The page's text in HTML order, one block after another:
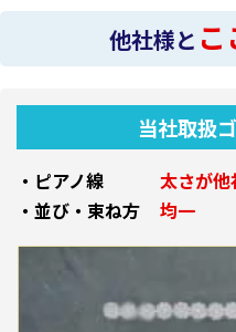
他社様と
当社取扱
・ピアノ線
太さが
・並び・束ね方
均一